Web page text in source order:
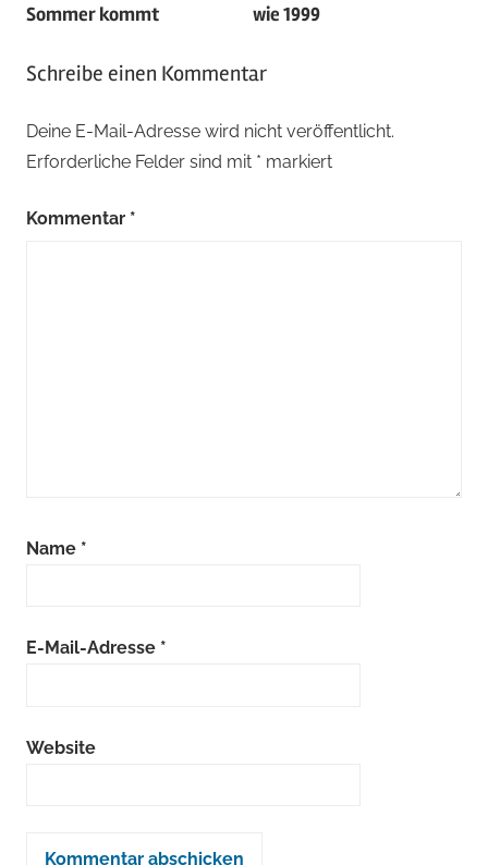
Sommer kommt
wie 1999
Schreibe einen Kommentar
Deine E-Mail-Adresse wird nicht veröffentlicht.
Erforderliche Felder sind mit * markiert
Kommentar *
Name *
E-Mail-Adresse *
Website